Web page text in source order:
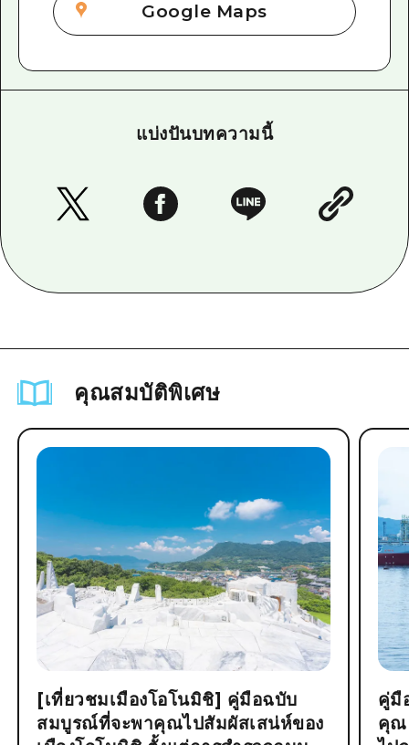
Google Maps
แบ่งปันบทความนี้
คุณสมบัติพิเศษ
[เที่ยวชมเมืองโอโนมิชิ] คู่มือฉบับ
สมบูรณ์ที่จะพาคุณไปสัมผัสเสน่ห์ของ
คู่มื
คุณ